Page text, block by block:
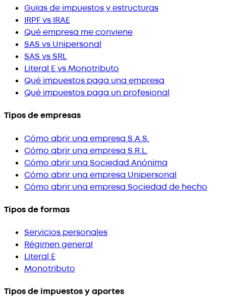
Guías de impuestos y estructuras
IRPF vs IRAE
Qué empresa me conviene
SAS vs Unipersonal
SAS vs SRL
Literal E vs Monotributo
Qué impuestos paga una empresa
Qué impuestos paga un profesional
Tipos de empresas
Cómo abrir una empresa S.A.S.
Cómo abrir una empresa S.R.L.
Cómo abrir una Sociedad Anónima
Cómo abrir una empresa Unipersonal
Cómo abrir una empresa Sociedad de hecho
Tipos de formas
Servicios personales
Régimen general
Literal E
Monotributo
Tipos de impuestos y aportes